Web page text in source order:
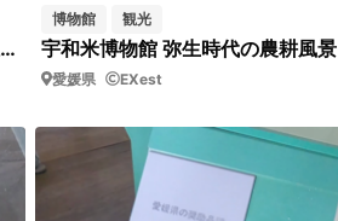
乙亥会館_164_資料館_FS5_ミニチュア土俵_アップ_短01
博物館 観光
宇和米博物館 弥生時代の農耕風景
愛媛県 EXest